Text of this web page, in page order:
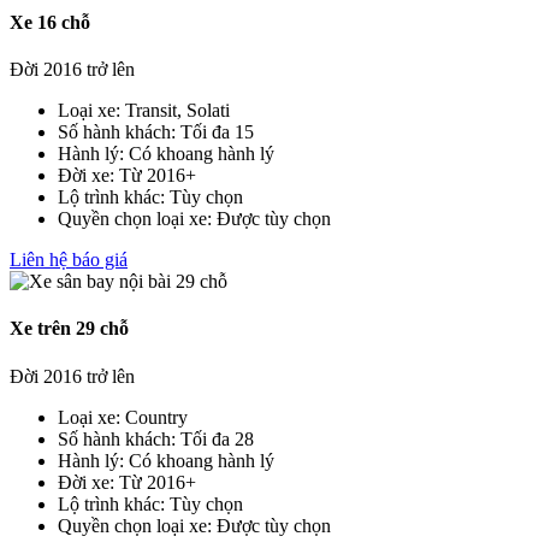
Xe 16 chỗ
Đời 2016 trở lên
Loại xe: Transit, Solati
Số hành khách: Tối đa 15
Hành lý: Có khoang hành lý
Đời xe: Từ 2016+
Lộ trình khác: Tùy chọn
Quyền chọn loại xe: Được tùy chọn
Liên hệ báo giá
Xe trên 29 chỗ
Đời 2016 trở lên
Loại xe: Country
Số hành khách: Tối đa 28
Hành lý: Có khoang hành lý
Đời xe: Từ 2016+
Lộ trình khác: Tùy chọn
Quyền chọn loại xe: Được tùy chọn